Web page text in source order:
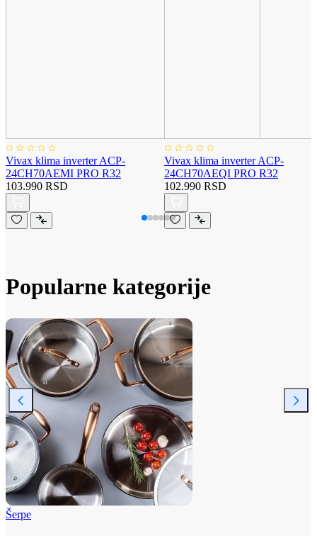
Vivax klima inverter ACP-
24CH70AEMI PRO R32
103.990 RSD
Vivax klima inverter ACP-
24CH70AEQI PRO R32
102.990 RSD
Popularne kategorije
Šerpe